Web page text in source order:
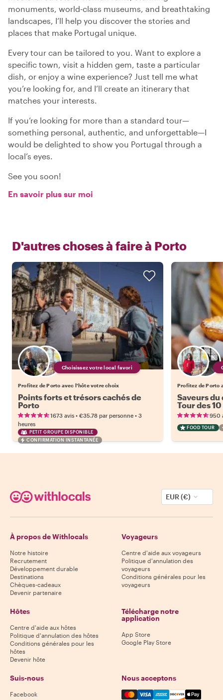
monuments, world-class museums, and breathtaking
landscapes, I’ll help you discover the stories and
places that make Portugal unique.
Every tour can be tailored to you. Want to explore a
specific town, visit a hidden gem, taste a particular
dish, or enjoy a wine experience? Just tell me what
you’re looking for, and I’ll create an itinerary that
matches your interests.
If you’re looking for more than a standard tour—
something personal, authentic, and unforgettable—I
would be delighted to show you Portugal through a
local’s eyes.
See you soon!
En savoir plus sur moi
D'autres choses à faire à Porto
Choisissez votre local favori
Profitez de Porto avec l'hôte votre choix
Points forts et trésors cachés de
Porto
1673 avis • €35.78 par personne • 3
heures
PETIT GROUPE DISPONIBLE
CONFIRMATION INSTANTANÉE
Profitez de Porto
Saveurs du
Tour des
950
FOOD TOUR
EUR (€)
À propos de Withlocals
Notre histoire
Recrutement
Développement durable
Destinations
Chèques-cadeaux
Devenir partenaire
Voyageurs
Centre d'aide aux voyageurs
Politique d'annulation des
voyageurs
Conditions générales pour les
voyageurs
Hôtes
Centre d'aide aux hôtes
Politique d'annulation des hôtes
Conditions générales pour les
hôtes
Devenir hôte
Télécharge notre
application
App Store
Google Play Store
Suis-nous
Facebook
Nous acceptons
Mastercard, Visa, Amex,